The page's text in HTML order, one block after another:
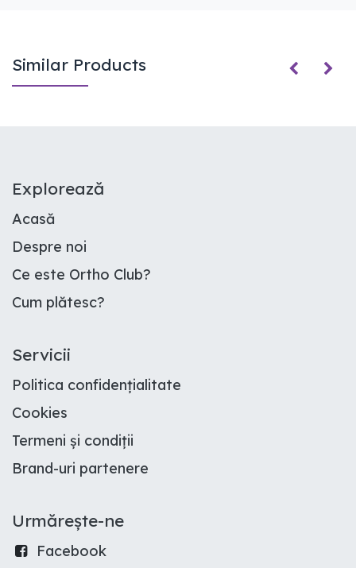
Similar Products
E​xplorează
Acasă
Despre noi
Ce este Ortho Club?
Cum plătesc?
Servicii
Politica confidențialitate
Cookies
Termeni și condiții
Brand-uri partenere
Urmărește-ne
Facebook